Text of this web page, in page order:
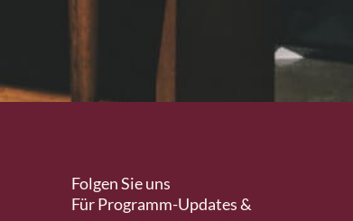
Folgen Sie uns
Für Programm-Updates &